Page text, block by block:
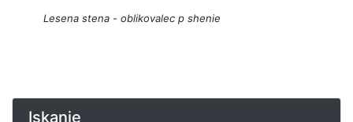
Lesena stena - oblikovalec p shenie
Iskanje